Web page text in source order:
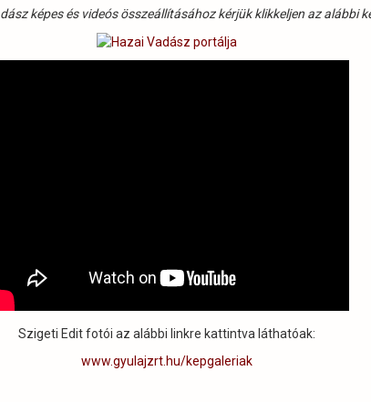
képes és videós összeállításához kérjük klikkeljen az alábbi
Szigeti Edit fotói az alábbi linkre kattintva láthatóak:
www.gyulajzrt.hu/kepgaleriak